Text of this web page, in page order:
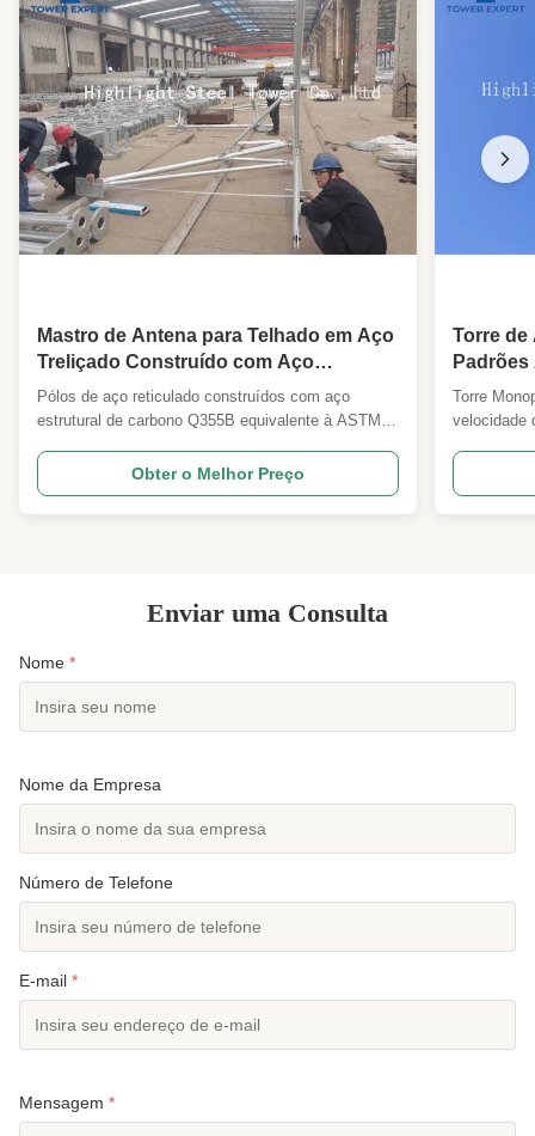
Mastro de Antena para Telhado em Aço
Treliçado Construído com Aço
Estrutural de Carbono Q355
Equivalente a ASTM A572 GR.50
Pólos de aço reticulado construídos com aço
estrutural de carbono Q355B equivalente à ASTM
Não, não. Descrição Especificações
pormenorizadas e principais parâmetros de projeto
1 Código de conceção ANSI/TIA222G,H ou Norma
Obter o Melhor Preço
Torre de
Padrões
Torre
velocidade
e
Projeto
Enviar uma Consulta
Nome *
Nome da Empresa
Número de Telefone
E-mail *
Mensagem *